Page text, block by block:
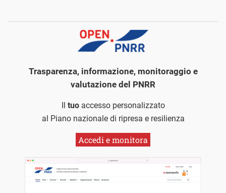
Trasparenza, informazione, monitoraggio e
valutazione del PNRR
Il tuoaccesso personalizzato
al Piano nazionale di ripresa e resilienza
Accedi e monitora